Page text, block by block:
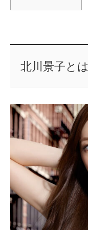
北川景子とは